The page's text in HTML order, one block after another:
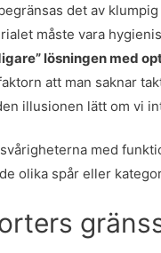
det av
måste vara
lösningen med
att man saknar
illusionen lätt om vi
med
olika spår eller